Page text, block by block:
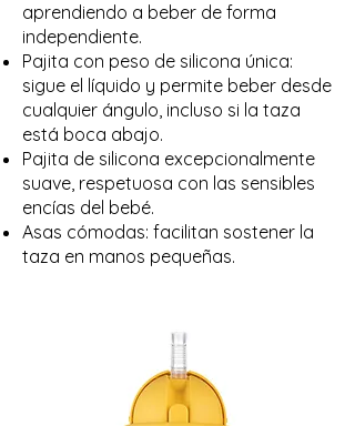
aprendiendo a beber de forma
independiente.
Pajita con peso de silicona única:
sigue el líquido y permite beber desde
cualquier ángulo, incluso si la taza
está boca abajo.
Pajita de silicona excepcionalmente
suave, respetuosa con las sensibles
encías del bebé.
Asas cómodas: facilitan sostener la
taza en manos pequeñas.